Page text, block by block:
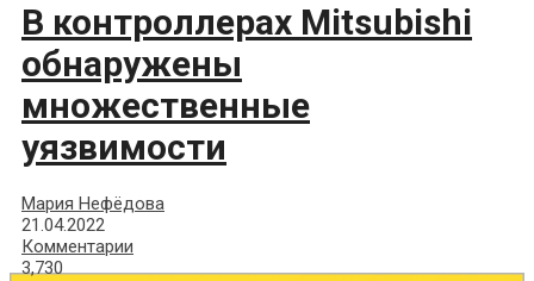
В контроллерах Mitsubishi
обнаружены
множественные
уязвимости
Мария Нефёдова
21.04.2022
Комментарии
3,730